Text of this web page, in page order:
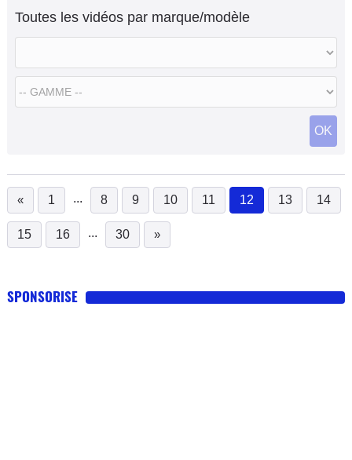
contre le mur d'Euro NCAP.
Toutes les vidéos par marque/modèle
OK
« 1 ... 8 9 10 11 12
(current)
13 14
15 16 ... 30 »
SPONSORISE